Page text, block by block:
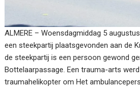
ALMERE – Woensdagmiddag 5
een steekpartij plaatsgevonden aan de
de steekpartij is een persoon gewond
Bottelaarpassage. Een trauma-arts
traumahelikopter om Het